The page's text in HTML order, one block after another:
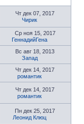
Чт дек 07, 2017
Чирик
Ср ноя 15, 2017
ГеннадийГена
Вс авг 18, 2013
Запад
Чт дек 14, 2017
романтик
Чт дек 14, 2017
романтик
Пн дек 25, 2017
Леонид Клюц